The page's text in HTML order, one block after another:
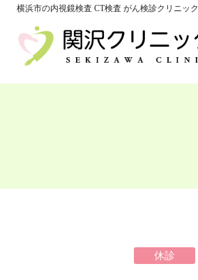
横浜市の内視鏡検査 CT検査 がん検診クリニック
休診
ホーム
クリニック紹介
院長・医師紹介